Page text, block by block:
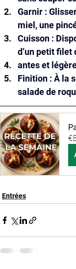
Garnir :
miel, une
Cuisson :
d’un petit filet
antes et
Finition : À la
salade de
Entrées